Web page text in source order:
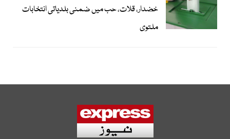
خضدار، قلات، حب میں ضمنی بلدیاتی انتخابات
ملتوی